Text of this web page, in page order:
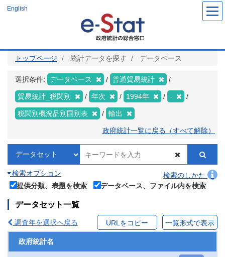
ツ
English
トップページ 統計データを探す データベース
選択条件: データベース 普通貿易統計
貿易統計_税関別 年次 1994年 -
税関別概況品別国別表 輸出
政府統計一覧に戻る（すべて解除）
検索オプション
検索のしかた
提供分類、表題を検索
データベース、ファイル内を検索
データセット一覧
調査年を選択へ戻る URLをコピー 一覧形式で表示
政府統計名